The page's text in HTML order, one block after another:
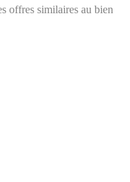
offres similaires au bien